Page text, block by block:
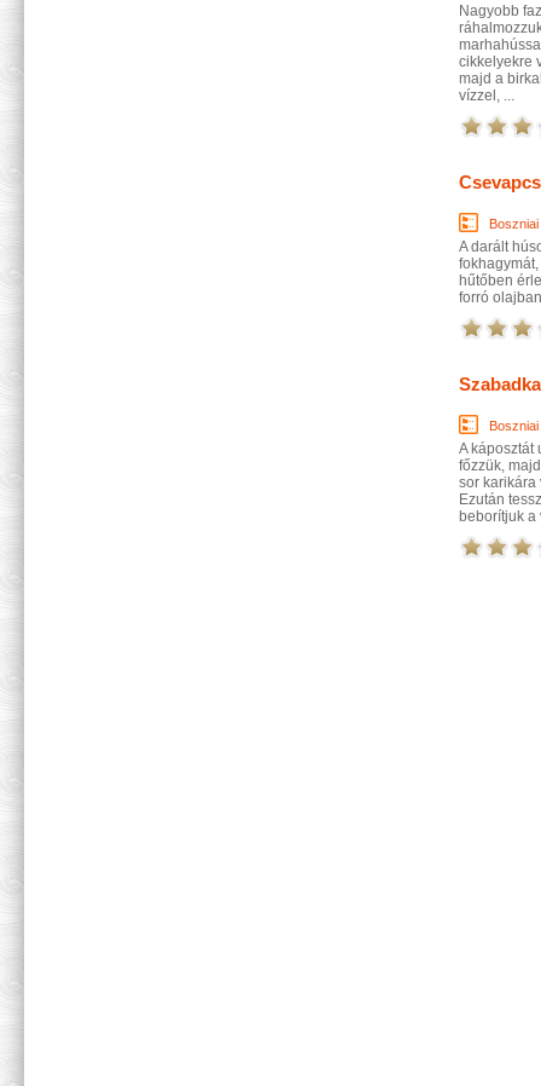
Nagyobb
cikkelyekre
majd a
vízzel, ...
Boszniai
A darált
hűtőben
forró
Boszniai
A káposztát
főzzük,
sor karikára
Ezután
beborítjuk a